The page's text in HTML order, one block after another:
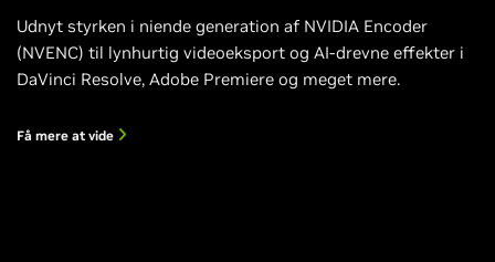
Udnyt styrken i niende generation af NVIDIA Encoder
(NVENC) til lynhurtig videoeksport og AI-drevne effekter i
DaVinci Resolve, Adobe Premiere og meget mere.
Få mere at vide